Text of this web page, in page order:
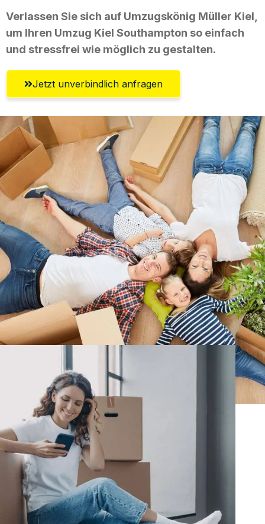
Verlassen Sie sich auf Umzugskönig Müller Kiel,
um Ihren Umzug Kiel Southampton so einfach
und stressfrei wie möglich zu gestalten.
Jetzt unverbindlich anfragen